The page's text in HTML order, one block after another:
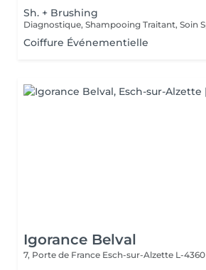
Sh. + Brushing
Coiffure Événementielle
Igorance Belval
7, Porte de France Esch-sur-Alzette L-4360